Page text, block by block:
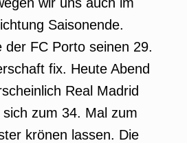
Saisonende.
der FC Porto seinen 29.
fix. Heute Abend
Real Madrid
zum 34. Mal zum
krönen lassen. Die